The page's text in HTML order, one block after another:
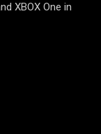
XBOX One in